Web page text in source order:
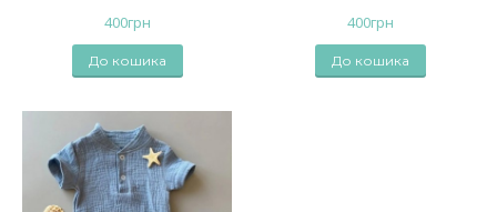
400грн
До кошика
400грн
До кошика